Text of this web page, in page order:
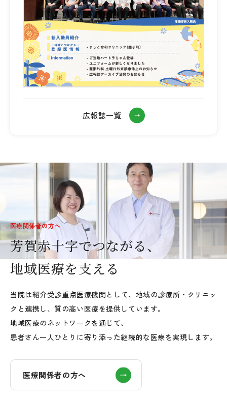
広報誌一覧
医療関係者の方へ
芳賀赤十字でつながる、
地域医療を支える
当院は紹介受診重点医療機関として、 地域の診療所・クリニッ
クと連携し、質の高い医療を提供しています。
地域医療のネットワークを通じて、
患者さん一人ひとりに寄り添った継続的な医療を実現します。
医療関係者の方へ